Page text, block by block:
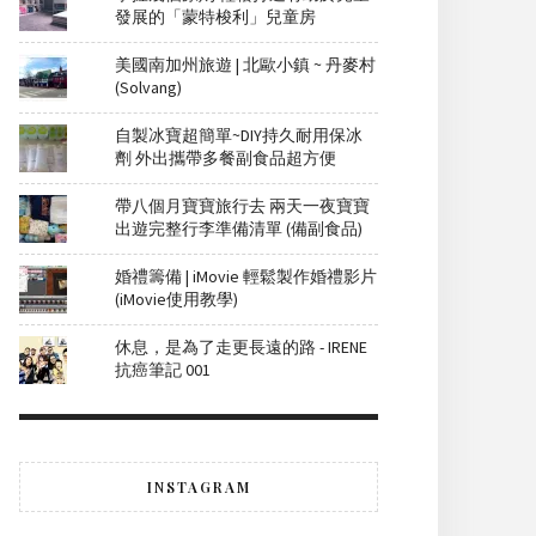
發展的「蒙特梭利」兒童房
美國南加州旅遊 | 北歐小鎮 ~ 丹麥村
(Solvang)
自製冰寶超簡單~DIY持久耐用保冰
劑 外出攜帶多餐副食品超方便
帶八個月寶寶旅行去 兩天一夜寶寶
出遊完整行李準備清單 (備副食品)
婚禮籌備 | iMovie 輕鬆製作婚禮影片
(iMovie使用教學)
休息，是為了走更長遠的路 - IRENE
抗癌筆記 001
INSTAGRAM